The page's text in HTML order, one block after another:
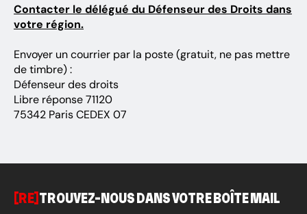
Contac­ter le délé­gué du Défen­seur des Droits dans
votre région.
Envoyer un cour­rier par la poste (gratuit, ne pas mettre
de timbre) :
Défenseur des droits
Libre réponse 71120
75342 Paris CEDEX 07
[RE] TROUVEZ-NOUS DANS VOTRE BOÎTE MAIL